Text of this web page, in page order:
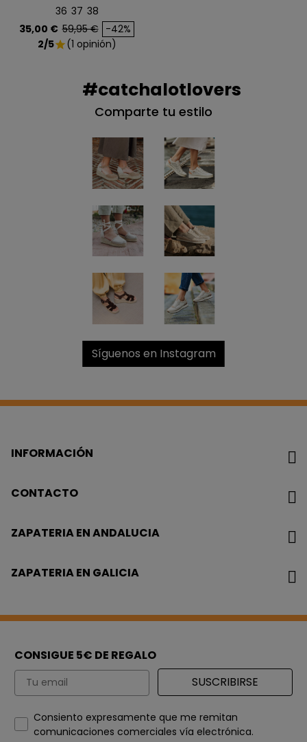
36 37 38
Precio
35,00 € Precio base
59,95 € -42%
2/5star(1 opinión)
#catchalotlovers
Comparte tu estilo
Síguenos en Instagram
INFORMACIÓN
CONTACTO
ZAPATERIA EN ANDALUCIA
ZAPATERIA EN GALICIA
CONSIGUE 5€ DE REGALO
Email SUSCRIBIRSE
How would you like to hear from us?
Consiento expresamente que me remitan
comunicaciones comerciales vía electrónica.